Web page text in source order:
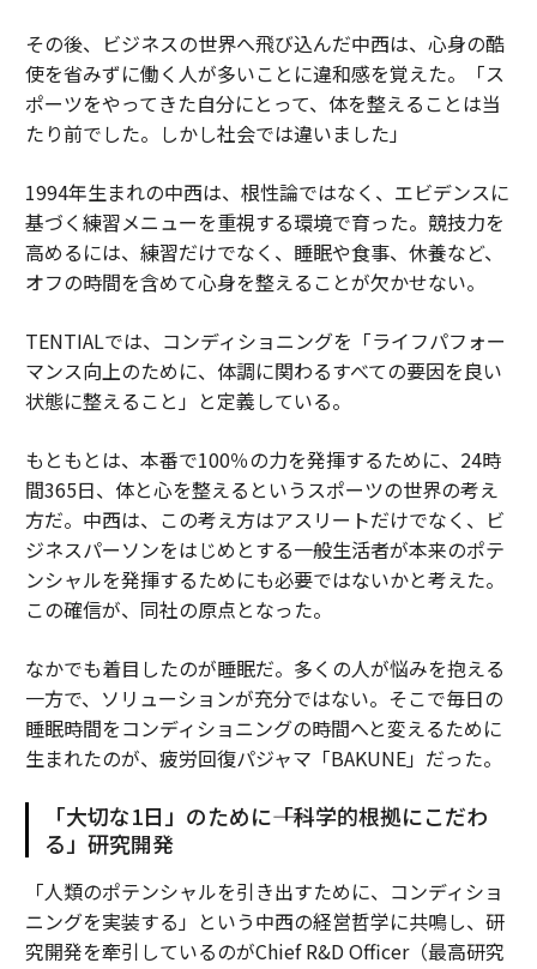
その後、ビジネスの世界へ飛び込んだ中西は、心身の酷
使を省みずに働く人が多いことに違和感を覚えた。「ス
ポーツをやってきた自分にとって、体を整えることは当
たり前でした。しかし社会では違いました」
1994年生まれの中西は、根性論ではなく、エビデンスに
基づく練習メニューを重視する環境で育った。競技力を
高めるには、練習だけでなく、睡眠や食事、休養など、
オフの時間を含めて心身を整えることが欠かせない。
TENTIALでは、コンディショニングを「ライフパフォー
マンス向上のために、体調に関わるすべての要因を良い
状態に整えること」と定義している。
もともとは、本番で100％の力を発揮するために、24時
間365日、体と心を整えるというスポーツの世界の考え
方だ。中西は、この考え方はアスリートだけでなく、ビ
ジネスパーソンをはじめとする一般生活者が本来のポテ
ンシャルを発揮するためにも必要ではないかと考えた。
この確信が、同社の原点となった。
なかでも着目したのが睡眠だ。多くの人が悩みを抱える
一方で、ソリューションが充分ではない。そこで毎日の
睡眠時間をコンディショニングの時間へと変えるために
生まれたのが、疲労回復パジャマ「BAKUNE」だった。
「大切な1日」のために――「科学的根拠にこだわ
る」研究開発
「人類のポテンシャルを引き出すために、コンディショ
ニングを実装する」という中西の経営哲学に共鳴し、研
究開発を牽引しているのがChief R&D Officer（最高研究